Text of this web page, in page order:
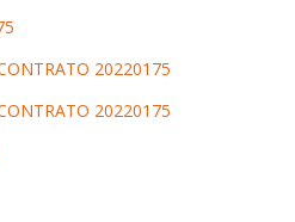
20220175
20220175